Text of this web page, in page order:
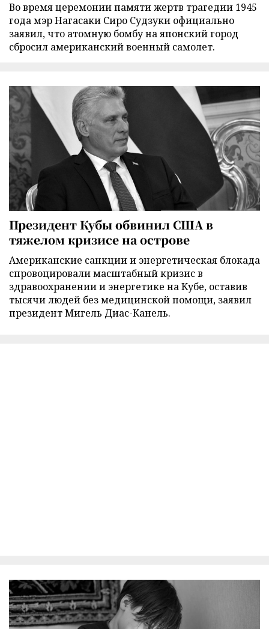
Во время церемонии памяти жертв трагедии 1945
года мэр Нагасаки Сиро Судзуки официально
заявил, что атомную бомбу на японский город
сбросил американский военный самолет.
Президент Кубы обвинил США в
тяжелом кризисе на острове
Американские санкции и энергетическая блокада
спровоцировали масштабный кризис в
здравоохранении и энергетике на Кубе, оставив
тысячи людей без медицинской помощи, заявил
президент Мигель Диас-Канель.